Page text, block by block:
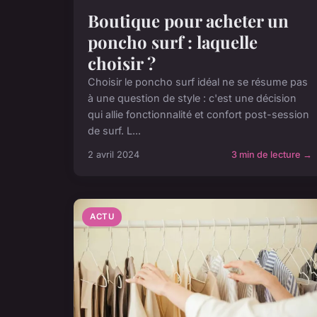
Boutique pour acheter un
poncho surf : laquelle
choisir ?
Choisir le poncho surf idéal ne se résume pas
à une question de style : c'est une décision
qui allie fonctionnalité et confort post-session
de surf. L...
2 avril 2024 3 min de lecture →
ACTU